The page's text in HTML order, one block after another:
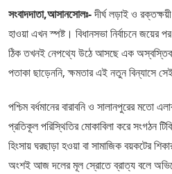
সংবাদদাতা,আসানসোলঃ-দীর্ঘ লড়াই ও
হাওয়া এখন স্পষ্ট। বিধানসভা নির্বাচনে জয়ের
ঠিক তখনই নেপথ্যে উঠে আসছে এক
পতাকা ছাড়েননি, ক্ষমতার এই নতুন বিন্যাসে
​পশ্চিম বর্ধমানের বারাবনি ও সালানপুরের মতো
প্রতিকূল পরিস্থিতির মোকাবিলা করে সংগঠন
হিংসায় ঘরছাড়া হওয়া বা সামাজিক বয়কটের
অংশই আজ দলের মূল স্রোতে ব্রাত্য বলে